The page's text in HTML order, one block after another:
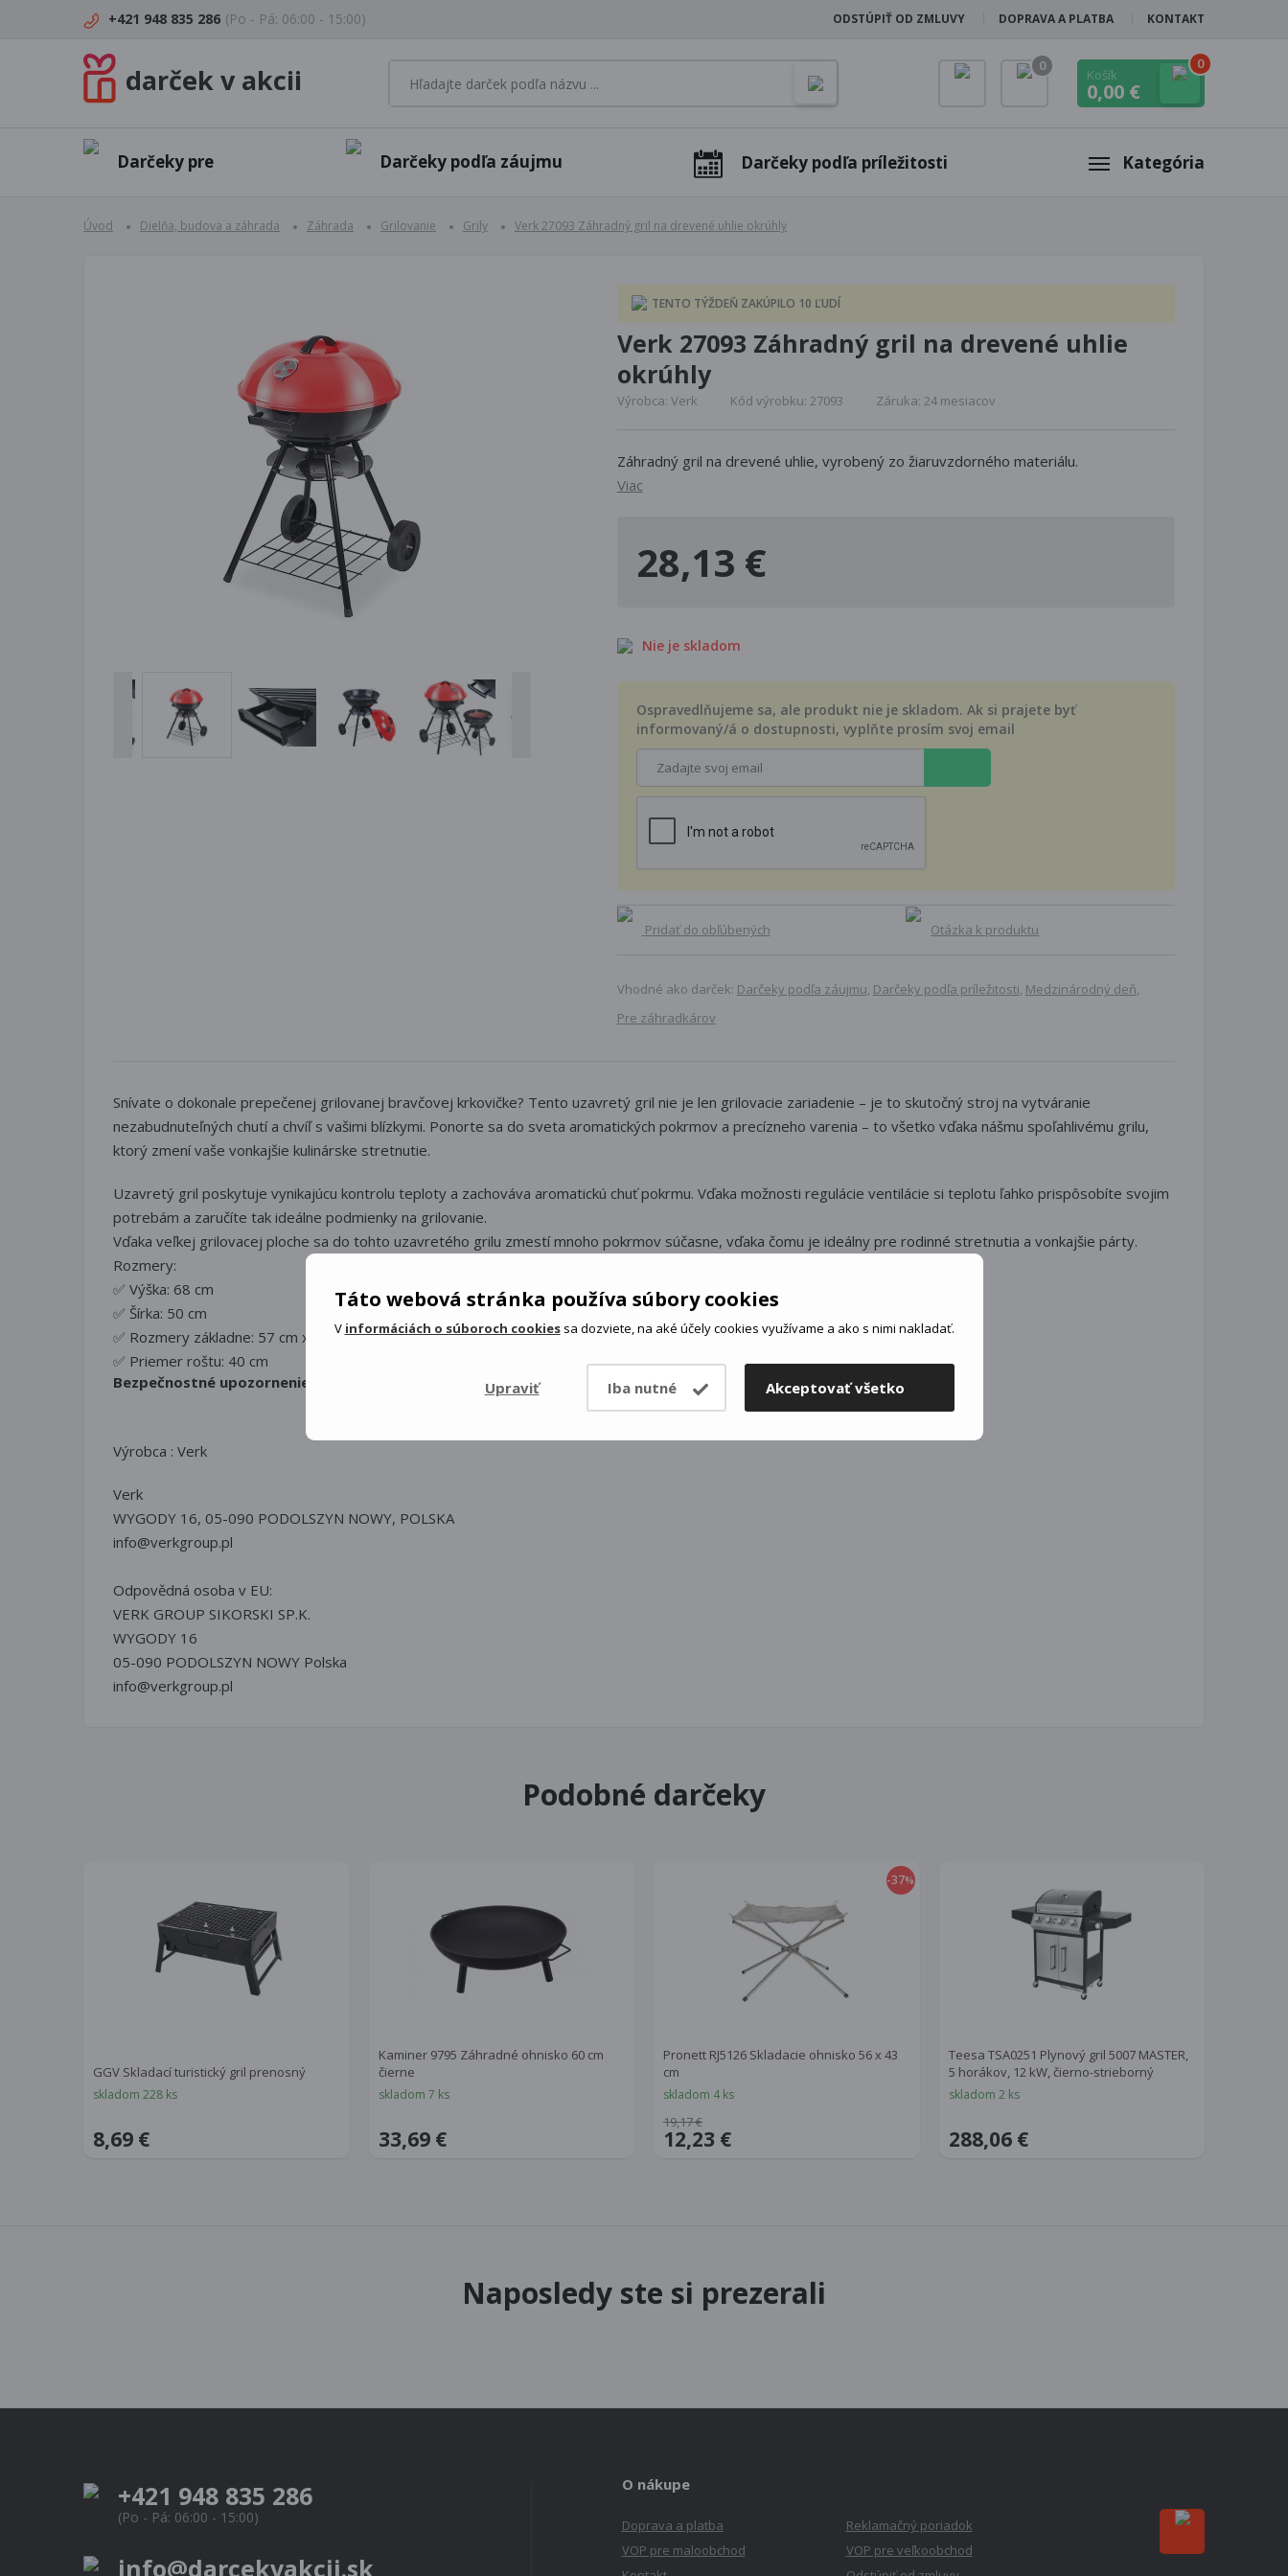
Táto webová stránka používa súbory cookies
V informáciách o súboroch cookiessa dozviete, na aké účely cookies využívame a ako s nimi nakladať.
Upraviť Iba nutné Akceptovať všetko
+421 948 835 286 (Po - Pá: 06:00 - 15:00) ODSTÚPIŤ OD ZMLUVY DOPRAVA A PLATBA KONTAKT
darček v akcii 0
Košík
0,00 €
0
Darčeky pre Darčeky podľa záujmu Darčeky podľa príležitosti Kategória
Úvod Dielňa, budova a záhrada Záhrada Grilovanie Grily Verk 27093 Záhradný gril na drevené uhlie okrúhly
TENTO TÝŽDEŇ ZAKÚPILO 10 ĽUDÍ
Verk 27093 Záhradný gril na drevené uhlie
okrúhly
Výrobca: Verk Kód výrobku: 27093 Záruka: 24 mesiacov
Záhradný gril na drevené uhlie, vyrobený zo žiaruvzdorného materiálu.
Viac
28,13 €
Nie je skladom
Ospravedlňujeme sa, ale produkt nie je skladom. Ak si prajete byť
informovaný/á o dostupnosti, vyplňte prosím svoj email
Pridať do obľúbených Otázka k produktu
Vhodné ako darček: Darčeky podľa záujmu, Darčeky podľa príležitosti, Medzinárodný deň,
Pre záhradkárov
Snívate o dokonale prepečenej grilovanej bravčovej krkovičke? Tento uzavretý gril nie je len grilovacie zariadenie – je to skutočný stroj na vytváranie
nezabudnuteľných chutí a chvíľ s vašimi blízkymi. Ponorte sa do sveta aromatických pokrmov a precízneho varenia – to všetko vďaka nášmu spoľahlivému grilu,
ktorý zmení vaše vonkajšie kulinárske stretnutie.
Uzavretý gril poskytuje vynikajúcu kontrolu teploty a zachováva aromatickú chuť pokrmu. Vďaka možnosti regulácie ventilácie si teplotu ľahko prispôsobíte svojim
potrebám a zaručíte tak ideálne podmienky na grilovanie.
Vďaka veľkej grilovacej ploche sa do tohto uzavretého grilu zmestí mnoho pokrmov súčasne, vďaka čomu je ideálny pre rodinné stretnutia a vonkajšie párty.
Rozmery:
✅ Výška: 68 cm
✅ Šírka: 50 cm
✅ Rozmery základne: 57 cm x 43 cm
✅ Priemer roštu: 40 cm
Bezpečnostné upozornenie:
Výrobca : Verk
Verk
WYGODY 16, 05-090 PODOLSZYN NOWY, POLSKA
info@verkgroup.pl
Odpovědná osoba v EU:
VERK GROUP SIKORSKI SP.K.
WYGODY 16
05-090 PODOLSZYN NOWY Polska
info@verkgroup.pl
Podobné darčeky
GGV Skladací turistický gril prenosný
skladom 228 ks
8,69 €
Kaminer 9795 Záhradné ohnisko 60 cm
čierne
skladom 7 ks
33,69 €
-37%
Pronett RJ5126 Skladacie ohnisko 56 x 43
cm
skladom 4 ks
12,23 €
19,17 €
Teesa TSA0251 Plynový gril 5007 MASTER,
5 horákov, 12 kW, čierno-strieborný
skladom 2 ks
288,06 €
Naposledy ste si prezerali
+421 948 835 286
(Po - Pá: 06:00 - 15:00)
info@darcekvakcii.sk
O nákupe
Doprava a platba
Reklamačný poriadok
VOP pre maloobchod
VOP pre veľkoobchod